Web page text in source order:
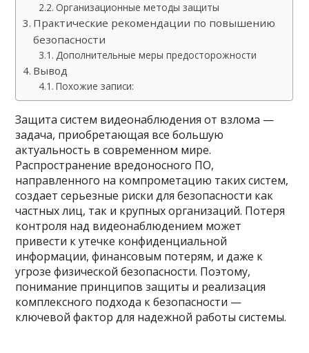
Организационные методы защиты
Практические рекомендации по повышению
безопасности
Дополнительные меры предосторожности
Вывод
Похожие записи:
Защита систем видеонаблюдения от взлома —
задача, приобретающая все большую
актуальность в современном мире.
Распространение вредоносного ПО,
направленного на компрометацию таких систем,
создает серьезные риски для безопасности как
частных лиц, так и крупных организаций. Потеря
контроля над видеонаблюдением может
привести к утечке конфиденциальной
информации, финансовым потерям, и даже к
угрозе физической безопасности. Поэтому,
понимание принципов защиты и реализация
комплексного подхода к безопасности —
ключевой фактор для надежной работы системы.